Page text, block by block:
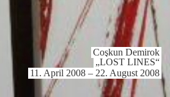
Coşkun Demirok
„LOST LINES“
11. April 2008 – 22. August 2008